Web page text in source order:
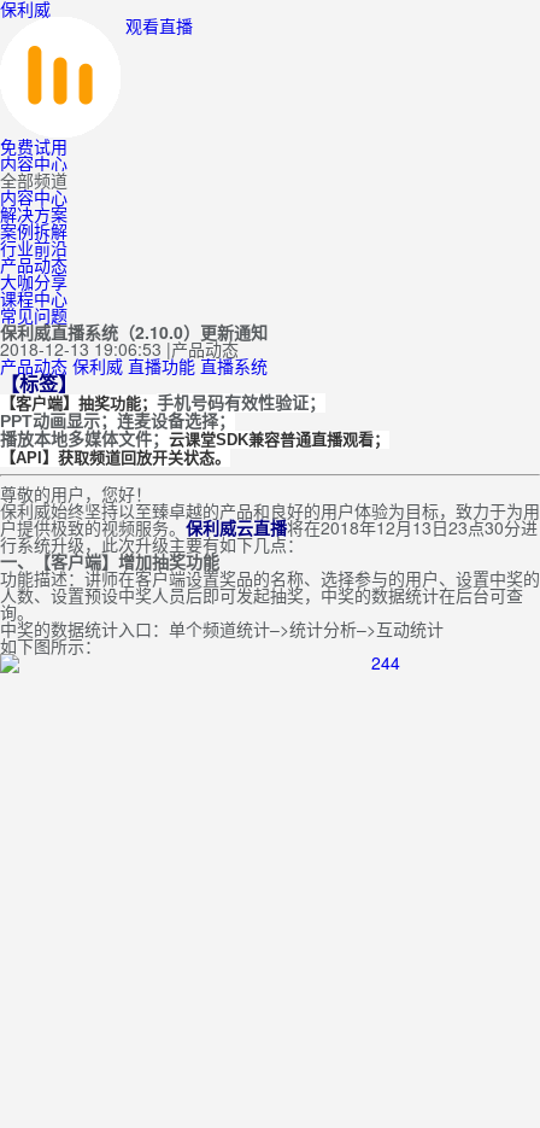
保利威
观看直播
免费试用
内容中心
全部频道
内容中心
解决方案
案例拆解
行业前沿
产品动态
大咖分享
课程中心
常见问题
保利威直播系统（2.10.0）更新通知
2018-12-13 19:06:53 |产品动态
产品动态 保利威 直播功能 直播系统
【标签】
【客户端】抽奖功能； 手机号码有效性验证；
PPT动画显示；连麦设备选择；
播放本地多媒体文件； 云课堂SDK兼容普通直播观看；
【API】获取频道回放开关状态。
尊敬的用户，您好！
保利威始终坚持以至臻卓越的产品和良好的用户体验为目标，致力于为用
户提供极致的视频服务。 保利威云直播将在2018年12月13日23点30分进
行系统升级，此次升级主要有如下几点：
一、【客户端】增加抽奖功能
功能描述：讲师在客户端设置奖品的名称、选择参与的用户、设置中奖的
人数、设置预设中奖人员后即可发起抽奖，中奖的数据统计在后台可查
询。
中奖的数据统计入口：单个频道统计–>统计分析–>互动统计
如下图所示：